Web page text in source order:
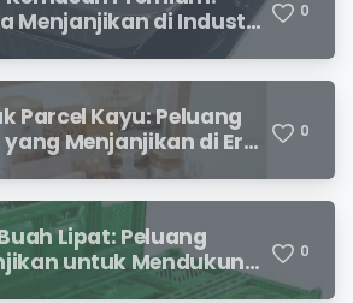
Menjanjikan di Industri
0
Parcel Kayu: Peluang
Menjanjikan di Era
0
Lipat: Peluang
untuk Mendukung
Pertanian
0